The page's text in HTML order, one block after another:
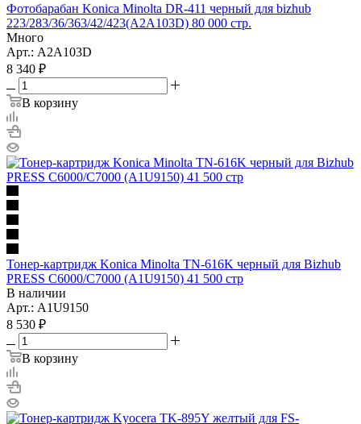
Фотобарабан Konica Minolta DR-411 черный для bizhub
223/283/36/363/42/423(A2A103D) 80 000 стр.
Много
Арт.: A2A103D
8 340 ₽
В корзину
Тонер-картридж Konica Minolta TN-616K черный для Bizhub
PRESS C6000/C7000 (A1U9150) 41 500 стр
В наличии
Арт.: A1U9150
8 530 ₽
В корзину